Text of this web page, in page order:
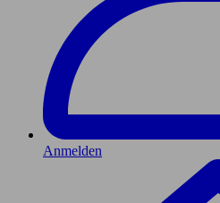
Anmelden